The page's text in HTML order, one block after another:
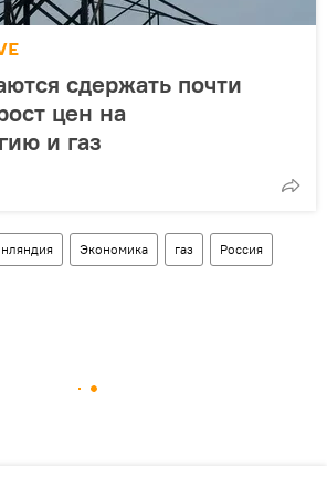
сдержать почти
цен на
и газ
Экономика газ Россия